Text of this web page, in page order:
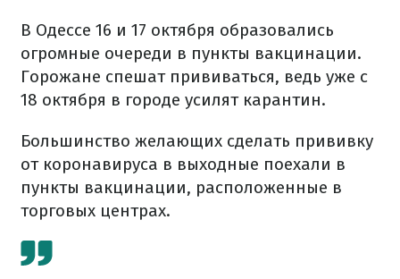
В Одессе 16 и 17 октября образовались
огромные очереди в пункты вакцинации.
Горожане спешат прививаться, ведь уже с
18 октября в городе усилят карантин.
Большинство желающих сделать прививку
от коронавируса в выходные поехали в
пункты вакцинации, расположенные в
торговых центрах.